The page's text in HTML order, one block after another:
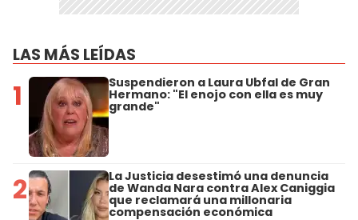
LAS MÁS LEÍDAS
1 Suspendieron a Laura Ubfal de Gran
Hermano: "El enojo con ella es muy
grande"
2 La Justicia desestimó una denuncia
de Wanda Nara contra Alex Caniggia
que reclamará una millonaria
compensación económica